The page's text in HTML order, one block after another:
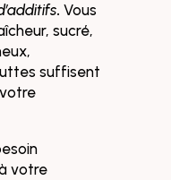
. Vous
sucré,
suffisent
votre